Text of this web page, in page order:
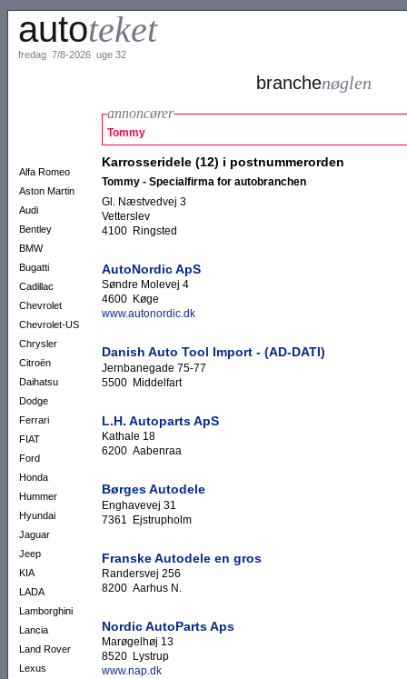
autoteket
fredag 7/8-2026 uge 32
Alfa Romeo
Aston Martin
Audi
Bentley
BMW
Bugatti
Cadillac
Chevrolet
Chevrolet-US
Chrysler
Citroën
Daihatsu
Dodge
Ferrari
FIAT
Ford
Honda
Hummer
Hyundai
Jaguar
Jeep
KIA
LADA
Lamborghini
Lancia
Land Rover
Lexus
branchenøglen
annoncører
Tommy
Karrosseridele (12) i postnummerorden
Tommy - Specialfirma for autobranchen
Gl. Næstvedvej 3
Vetterslev
4100 Ringsted
AutoNordic ApS
Søndre Molevej 4
4600 Køge
www.autonordic.dk
Danish Auto Tool Import - (AD-DATI)
Jernbanegade 75-77
5500 Middelfart
L.H. Autoparts ApS
Kathale 18
6200 Aabenraa
Børges Autodele
Enghavevej 31
7361 Ejstrupholm
Franske Autodele en gros
Randersvej 256
8200 Aarhus N.
Nordic AutoParts Aps
Marøgelhøj 13
8520 Lystrup
www.nap.dk